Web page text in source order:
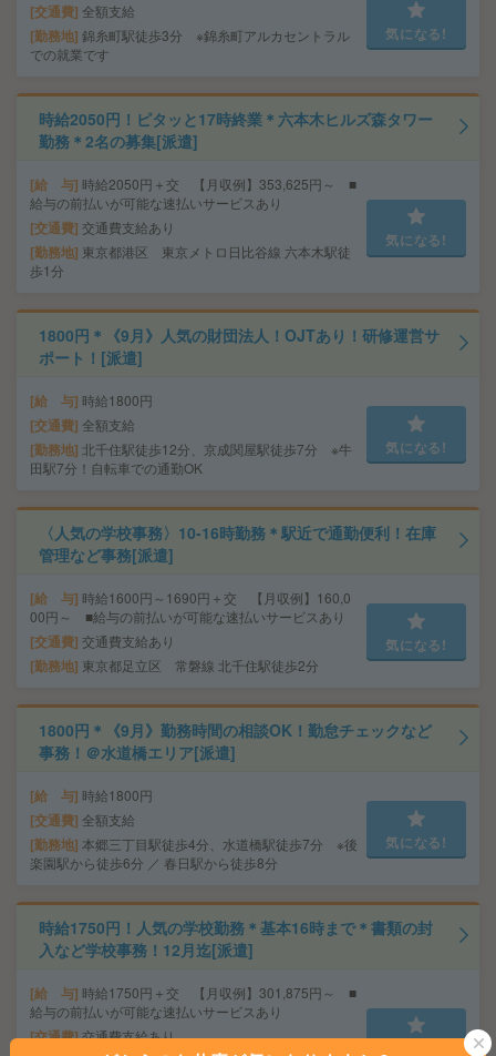
交通費 全額支給
勤務地 錦糸町駅徒歩3分 ※錦糸町アルカセントラル
での就業です
気になる!
時給2050円！ピタッと17時終業＊六本木ヒルズ森タワー
勤務＊2名の募集[派遣]
給 与 時給2050円＋交 【月収例】353,625円～ ■
給与の前払いが可能な速払いサービスあり
交通費 交通費支給あり
勤務地 東京都港区 東京メトロ日比谷線 六本木駅徒
歩1分
気になる!
1800円＊《9月》人気の財団法人！OJTあり！研修運営サ
ポート！[派遣]
給 与 時給1800円
交通費 全額支給
勤務地 北千住駅徒歩12分、京成関屋駅徒歩7分 ※牛
田駅7分！自転車での通勤OK
気になる!
〈人気の学校事務〉10-16時勤務＊駅近で通勤便利！在庫
管理など事務[派遣]
給 与 時給1600円～1690円＋交 【月収例】160,0
00円～ ■給与の前払いが可能な速払いサービスあり
交通費 交通費支給あり
勤務地 東京都足立区 常磐線 北千住駅徒歩2分
気になる!
1800円＊《9月》勤務時間の相談OK！勤怠チェックなど
事務！＠水道橋エリア[派遣]
給 与 時給1800円
交通費 全額支給
勤務地 本郷三丁目駅徒歩4分、水道橋駅徒歩7分 ※後
楽園駅から徒歩6分 ／ 春日駅から徒歩8分
気になる!
時給1750円！人気の学校勤務＊基本16時まで＊書類の封
入など学校事務！12月迄[派遣]
給 与 時給1750円＋交 【月収例】301,875円～ ■
給与の前払いが可能な速払いサービスあり
交通費 交通費支給あり